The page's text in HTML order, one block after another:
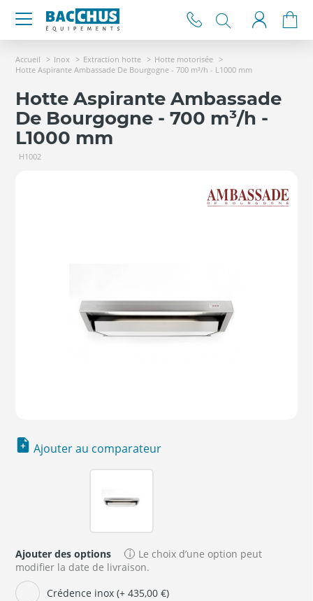
Accueil Inox Extraction hotte
Hotte motorisée
Hotte Aspirante Ambassade De Bourgogne - 700 m³/h - L1000 mm
Hotte Aspirante Ambassade
De Bourgogne - 700 m³/h -
L1000 mm
H1002
Ajouter au comparateur
Ajouter des options
Le choix d’une option peut
modifier la date de livraison.
Crédence inox (+ 435,00 €)